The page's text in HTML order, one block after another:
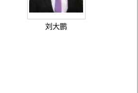
刘大鹏